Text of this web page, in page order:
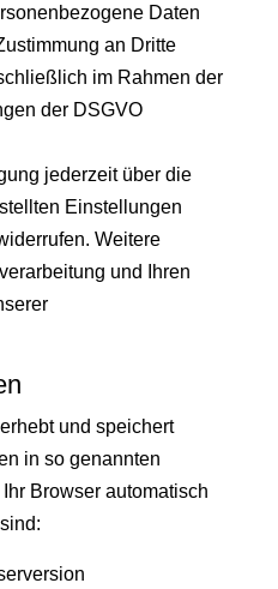
Daten
an Dritte
im Rahmen der
der DSGVO
jederzeit über die
Einstellungen
Weitere
und Ihren
und speichert
in so genannten
Browser automatisch